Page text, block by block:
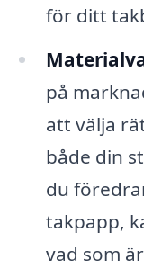
för ditt
på
att välja
både din
du
takpapp,
vad som